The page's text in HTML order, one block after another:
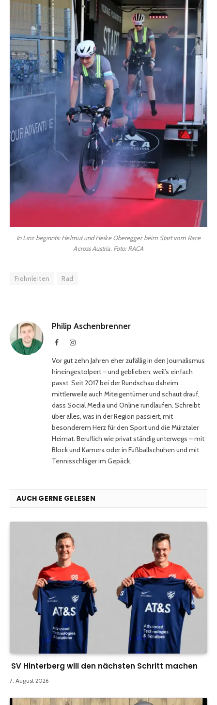
In Linz beginnts: Helmut und Heike Oberegger beim Start vom Race
Across Austria. Foto: RACA
Frohnleiten Rad
Philip Aschenbrenner
FacebookInstagram
Vor gut zehn Jahren eher zufällig in den Journalismus
hineingestolpert – und geblieben, weil’s einfach
passt. Seit 2017 bei der Rundschau daheim,
mittlerweile auch Miteigentümer und schaut drauf,
dass Social Media und Online rundlaufen. Schreibt
über alles, was in der Region passiert, mit
besonderem Herz für den Sport und die Mürztaler
Heimat. Beruflich wie privat ständig unterwegs – mit
Block und Kamera oder in Fußballschuhen und mit
Tennisschläger im Gepäck.
AUCH GERNE GELESEN
SV Hinterberg will den nächsten Schritt machen
7. August 2026